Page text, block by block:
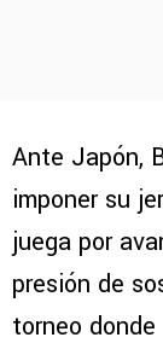
Ante Japón,
imponer su
juega por
presión de
torneo